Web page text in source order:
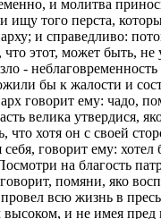
и молитва
ищу того перста,
и справедливо:
этот, может быть,
-
бы к жалости и
говорит ему: чадо,
велика утвердися,
хотя он с своей
говорит ему:
на благость
помяни, яко
всю жизнь в
и не имея